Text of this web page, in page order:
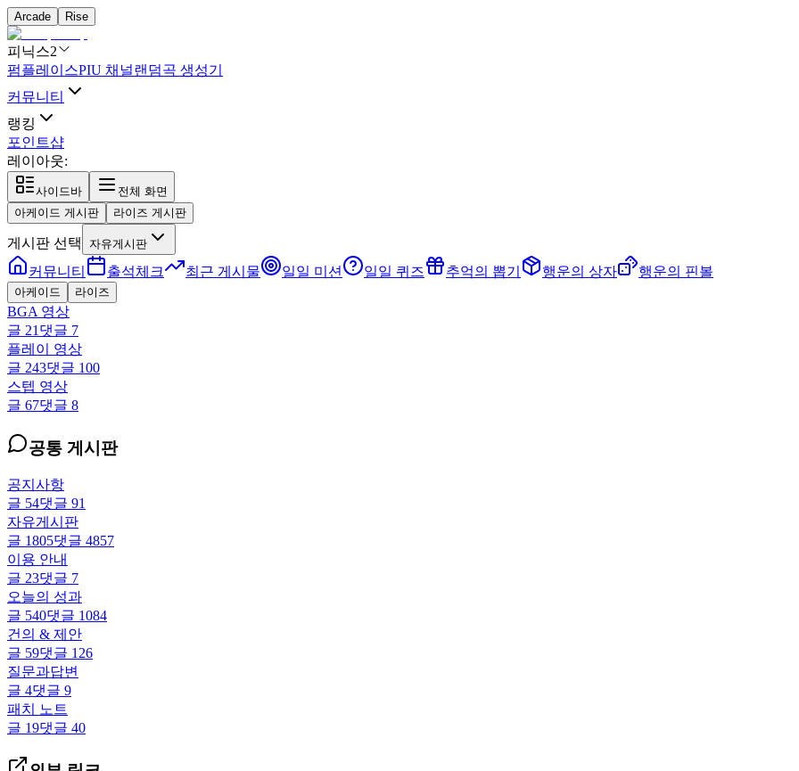
Arcade Rise
피닉스2
펌플레이스PIU 채널랜덤곡 생성기
커뮤니티
랭킹
포인트샵
레이아웃:
사이드바
전체 화면
아케이드 게시판
라이즈 게시판
게시판 선택 자유게시판
커뮤니티 출석체크 최근 게시물 일일 미션 일일 퀴즈 추억의 뽑기 행운의 상자 행운의 핀볼
아케이드 라이즈
BGA 영상
글 21 댓글 7
플레이 영상
글 243댓글 100
스텝 영상
글 67댓글 8
공통 게시판
공지사항
글 54댓글 91
자유게시판
글 1805댓글 4857
이용 안내
글 23댓글 7
오늘의 성과
글 540댓글 1084
건의 & 제안
글 59댓글 126
질문과답변
글 4댓글 9
패치 노트
글 19댓글 40